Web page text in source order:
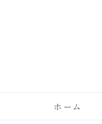
ホーム